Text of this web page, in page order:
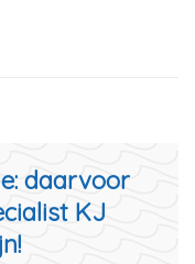
daarvoor
KJ